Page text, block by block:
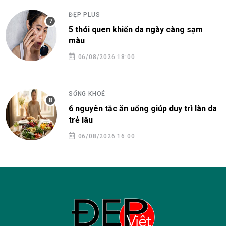
ĐẸP PLUS
5 thói quen khiến da ngày càng sạm
màu
06/08/2026 18:00
SỐNG KHOẺ
6 nguyên tắc ăn uống giúp duy trì làn da
trẻ lâu
06/08/2026 16:00